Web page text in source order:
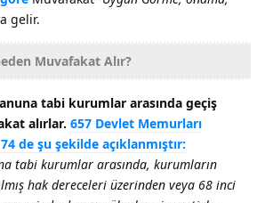
gelir.
Muvafakat Alır?
tabi kurumlar arasında geçiş
alırlar. 657 Devlet Memurları
de şu şekilde açıklanmıştır:
tabi kurumlar arasında, kurumların
hak dereceleri üzerinden veya 68 inci